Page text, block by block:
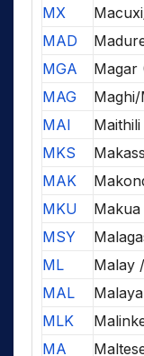
MX
MAD
MGA
Magar
MAG
MAI
MKS
MAK
MKU
MSY
ML
Malay
MAL
MLK
MA